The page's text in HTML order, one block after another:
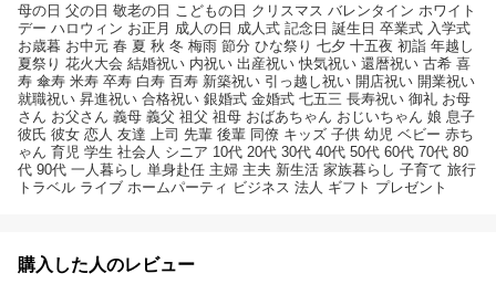
母の日 父の日 敬老の日 こどもの日 クリスマス バレンタイン ホワイト
デー ハロウィン お正月 成人の日 成人式 記念日 誕生日 卒業式 入学式
お歳暮 お中元 春 夏 秋 冬 梅雨 節分 ひな祭り 七夕 十五夜 初詣 年越し
夏祭り 花火大会 結婚祝い 内祝い 出産祝い 快気祝い 還暦祝い 古希 喜
寿 傘寿 米寿 卒寿 白寿 百寿 新築祝い 引っ越し祝い 開店祝い 開業祝い
就職祝い 昇進祝い 合格祝い 銀婚式 金婚式 七五三 長寿祝い 御礼 お母
さん お父さん 義母 義父 祖父 祖母 おばあちゃん おじいちゃん 娘 息子
彼氏 彼女 恋人 友達 上司 先輩 後輩 同僚 キッズ 子供 幼児 ベビー 赤ち
ゃん 育児 学生 社会人 シニア 10代 20代 30代 40代 50代 60代 70代 80
代 90代 一人暮らし 単身赴任 主婦 主夫 新生活 家族暮らし 子育て 旅行
トラベル ライブ ホームパーティ ビジネス 法人 ギフト プレゼント
購入した人のレビュー